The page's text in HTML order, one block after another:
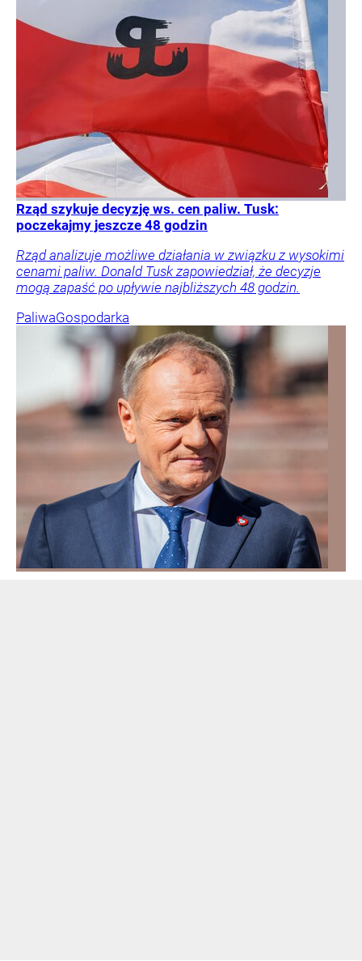
Rząd szykuje decyzję ws. cen paliw. Tusk:
poczekajmy jeszcze 48 godzin
Rząd analizuje możliwe działania w związku z wysokimi
cenami paliw. Donald Tusk zapowiedział, że decyzje
mogą zapaść po upływie najbliższych 48 godzin.
PaliwaGospodarka